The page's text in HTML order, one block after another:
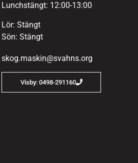
Lunchstängt: 12:00-13:00
Lör: Stängt
Sön: Stängt
skog.maskin@svahns.org
Visby: 0498-291160